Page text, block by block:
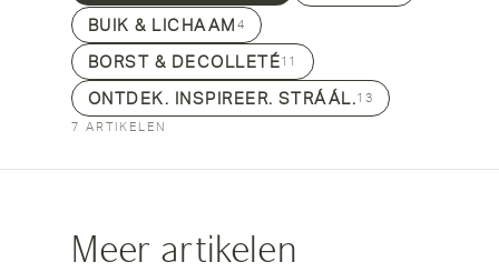
BUIK & LICHAAM 4
BORST & DECOLLETÉ11
ONTDEK. INSPIREER. STRÁÁL.13
7 ARTIKELEN
Meer artikelen